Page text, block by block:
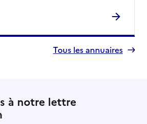
Tous les annuaires
à notre lettre